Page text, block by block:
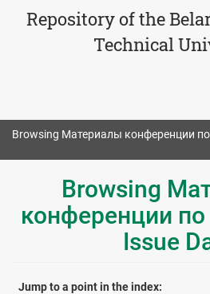
Repository of the
Technical
Browsing Материалы конференции
Browsing
конференции
Issue
Jump to a point in the index: